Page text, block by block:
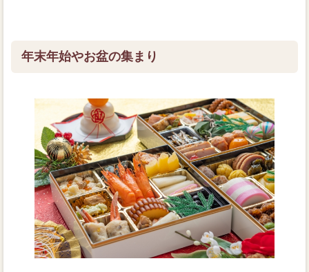
年末年始やお盆の集まり